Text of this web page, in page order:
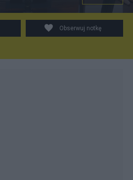
Obserwuj notkę